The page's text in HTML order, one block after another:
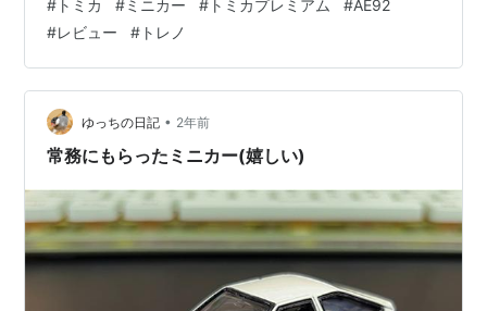
# トミカ #ミニカー # トミカプレミアム #AE92
#レビュー # トレノ
ゆっちの日記 • 2年前
常務にもらったミニカー(嬉しい)